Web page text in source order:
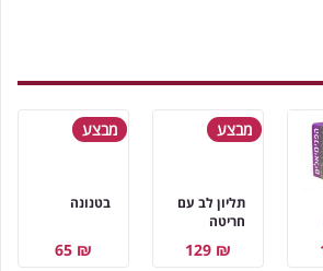
מבצע
בטנונה
₪ 65
מבצע
תליון לב עם
חריטה
₪ 129